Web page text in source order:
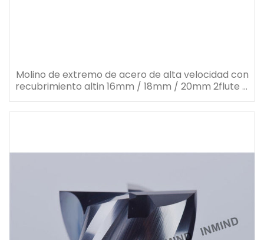
Molino de extremo de acero de alta velocidad con
recubrimiento altin 16mm / 18mm / 20mm 2flute 4
flauta m42 co8%